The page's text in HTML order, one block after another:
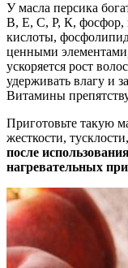
У масла персика
В, Е, С, Р, К, фосфор,
кислоты,
ценными
ускоряется рост
удерживать влагу и
Витамины
Приготовьте такую
жесткости, тусклости,
после
нагревательных